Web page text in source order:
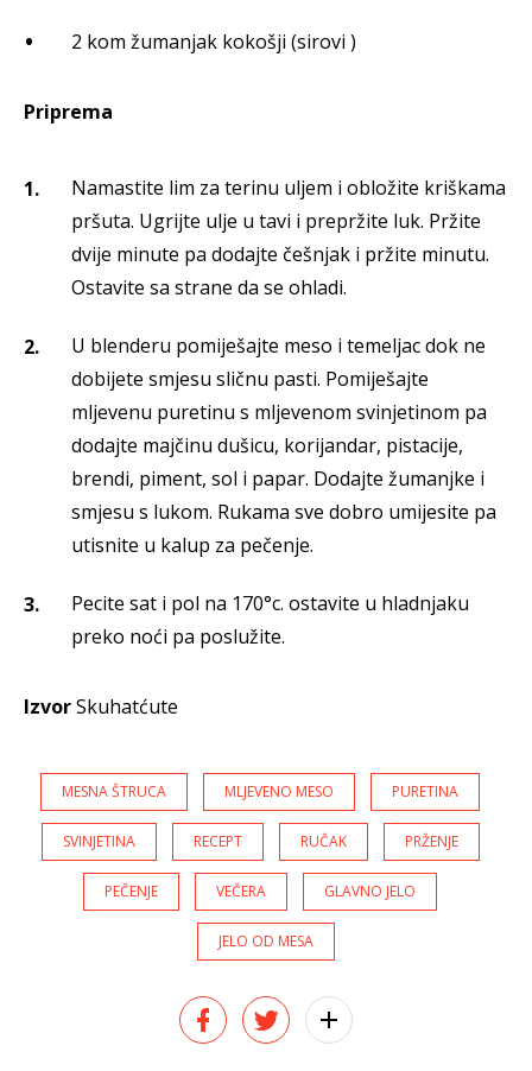
2 kom žumanjak kokošji (sirovi )
Priprema
Namastite lim za terinu uljem i obložite kriškama
pršuta. Ugrijte ulje u tavi i prepržite luk. Pržite
dvije minute pa dodajte češnjak i pržite minutu.
Ostavite sa strane da se ohladi.
U blenderu pomiješajte meso i temeljac dok ne
dobijete smjesu sličnu pasti. Pomiješajte
mljevenu puretinu s mljevenom svinjetinom pa
dodajte majčinu dušicu, korijandar, pistacije,
brendi, piment, sol i papar. Dodajte žumanjke i
smjesu s lukom. Rukama sve dobro umijesite pa
utisnite u kalup za pečenje.
Pecite sat i pol na 170°c. ostavite u hladnjaku
preko noći pa poslužite.
IzvorSkuhatćute
MESNA ŠTRUCA MLJEVENO MESO PURETINA
SVINJETINA RECEPT RUČAK PRŽENJE
PEČENJE VEČERA GLAVNO JELO
JELO OD MESA